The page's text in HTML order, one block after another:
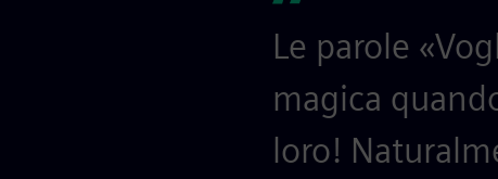
Le parole
magica
loro!